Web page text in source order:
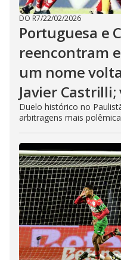
DO R7/22/02/2026
Portuguesa e
reencontram
um nome
Javier
Duelo histórico no
arbitragens mais